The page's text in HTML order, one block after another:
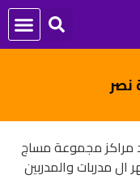
نصر
مراكز مجموعة مساج
مدربات والمدربين